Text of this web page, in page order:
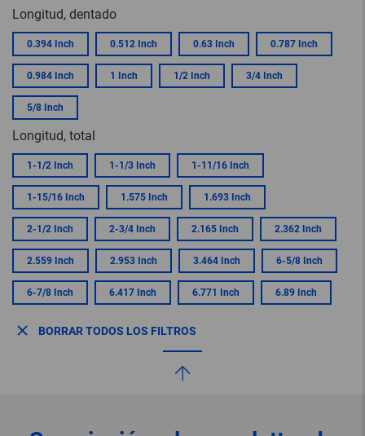
Longitud, dentado
0.394 Inch 0.512 Inch 0.63 Inch 0.787 Inch
0.984 Inch 1 Inch 1/2 Inch 3/4 Inch
5/8 Inch
Longitud, total
1-1/2 Inch 1-1/3 Inch 1-11/16 Inch
1-15/16 Inch 1.575 Inch 1.693 Inch
2-1/2 Inch 2-3/4 Inch 2.165 Inch 2.362 Inch
2.559 Inch 2.953 Inch 3.464 Inch 6-5/8 Inch
6-7/8 Inch 6.417 Inch 6.771 Inch 6.89 Inch
BORRAR TODOS LOS FILTROS